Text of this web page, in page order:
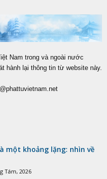
Nam trong và ngoài nước
hành lại thông tin từ website này.
một khoảng lặng: nhìn về
Tám, 2026